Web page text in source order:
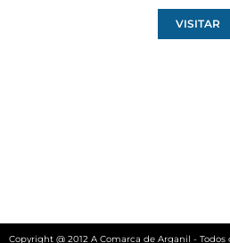
VISITAR
Copyright @ 2012 A Comarca de Arganil - Todos